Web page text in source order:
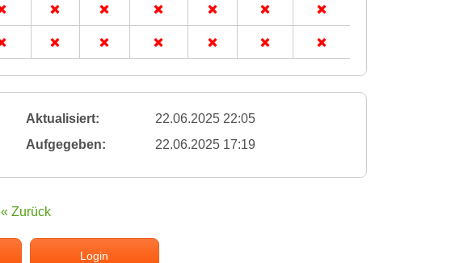
Aktualisiert:
22.06.2025 22:05
Aufgegeben: 22.06.2025 17:19
« Zurück
Login